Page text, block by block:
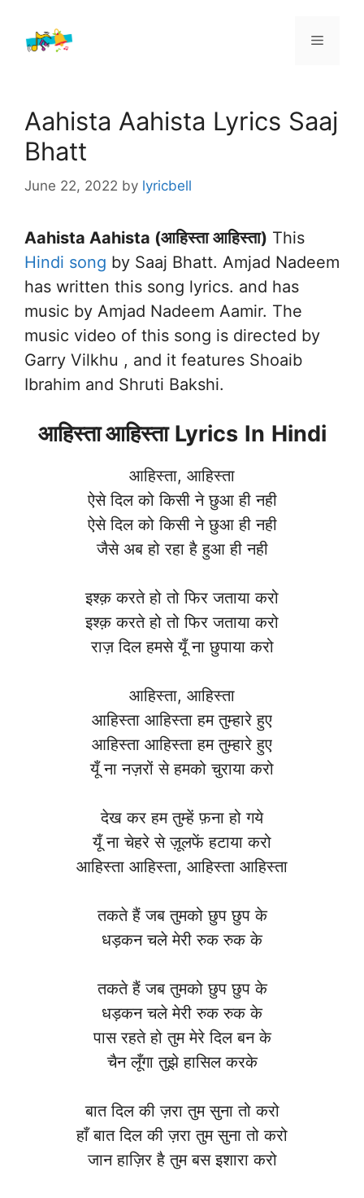
content
Menu
Aahista Aahista Lyrics Saaj
Bhatt
June 22, 2022 by lyricbell
Aahista Aahista (आहिस्ता आहिस्ता) This
Hindi song by Saaj Bhatt. Amjad Nadeem
has written this song lyrics. and has
music by Amjad Nadeem Aamir. The
music video of this song is directed by
Garry Vilkhu , and it features Shoaib
Ibrahim and Shruti Bakshi.
आहिस्ता आहिस्ता Lyrics In Hindi
आहिस्ता, आहिस्ता
ऐसे दिल को किसी ने छुआ ही नही
ऐसे दिल को किसी ने छुआ ही नही
जैसे अब हो रहा है हुआ ही नही
इश्क़ करते हो तो फिर जताया करो
इश्क़ करते हो तो फिर जताया करो
राज़ दिल हमसे यूँ ना छुपाया करो
आहिस्ता, आहिस्ता
आहिस्ता आहिस्ता हम तुम्हारे हुए
आहिस्ता आहिस्ता हम तुम्हारे हुए
यूँ ना नज़रों से हमको चुराया करो
देख कर हम तुम्हें फ़ना हो गये
यूँ ना चेहरे से ज़ूलफें हटाया करो
आहिस्ता आहिस्ता, आहिस्ता आहिस्ता
तकते हैं जब तुमको छुप छुप के
धड़कन चले मेरी रुक रुक के
तकते हैं जब तुमको छुप छुप के
धड़कन चले मेरी रुक रुक के
पास रहते हो तुम मेरे दिल बन के
चैन लूँगा तुझे हासिल करके
बात दिल की ज़रा तुम सुना तो करो
हाँ बात दिल की ज़रा तुम सुना तो करो
जान हाज़िर है तुम बस इशारा करो